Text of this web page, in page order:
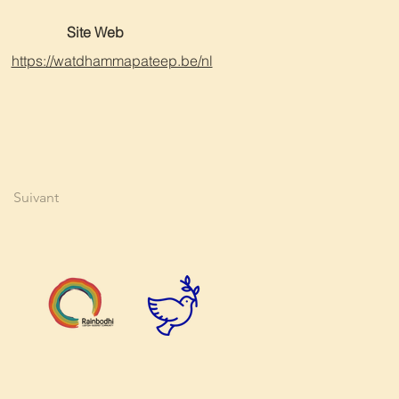
Site Web
https://watdhammapateep.be/nl
Suivant